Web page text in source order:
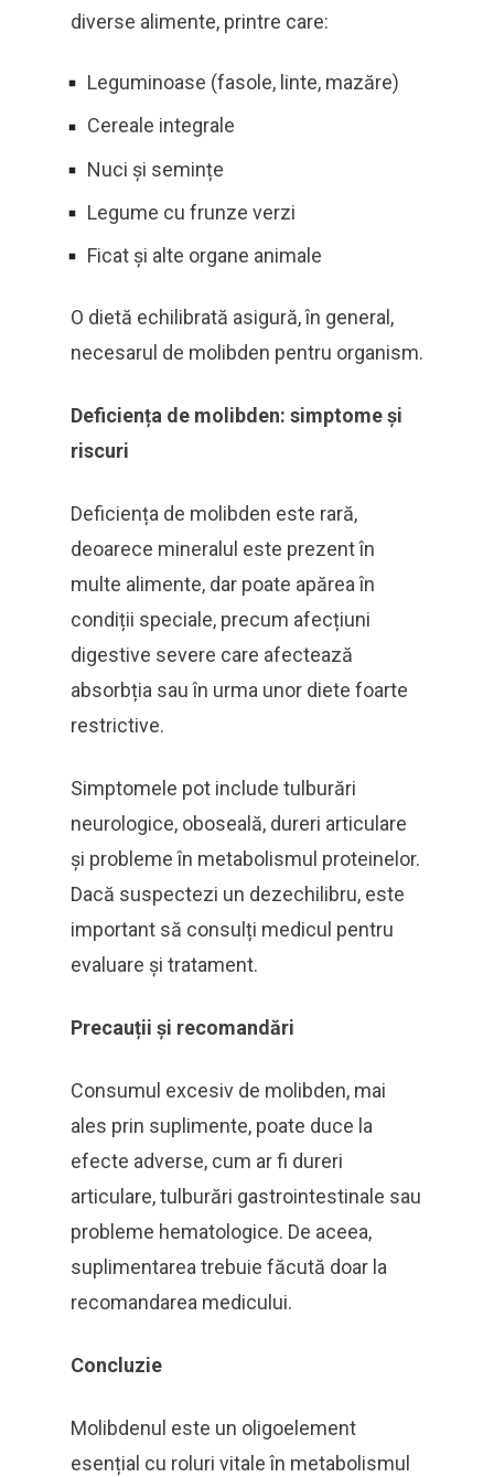
diverse alimente, printre care:
Leguminoase (fasole, linte, mazăre)
Cereale integrale
Nuci și semințe
Legume cu frunze verzi
Ficat și alte organe animale
O dietă echilibrată asigură, în general,
necesarul de molibden pentru organism.
Deficiența de molibden: simptome și
riscuri
Deficiența de molibden este rară,
deoarece mineralul este prezent în
multe alimente, dar poate apărea în
condiții speciale, precum afecțiuni
digestive severe care afectează
absorbția sau în urma unor diete foarte
restrictive.
Simptomele pot include tulburări
neurologice, oboseală, dureri articulare
și probleme în metabolismul proteinelor.
Dacă suspectezi un dezechilibru, este
important să consulți medicul pentru
evaluare și tratament.
Precauții și recomandări
Consumul excesiv de molibden, mai
ales prin suplimente, poate duce la
efecte adverse, cum ar fi dureri
articulare, tulburări gastrointestinale sau
probleme hematologice. De aceea,
suplimentarea trebuie făcută doar la
recomandarea medicului.
Concluzie
Molibdenul este un oligoelement
esențial cu roluri vitale în metabolismul